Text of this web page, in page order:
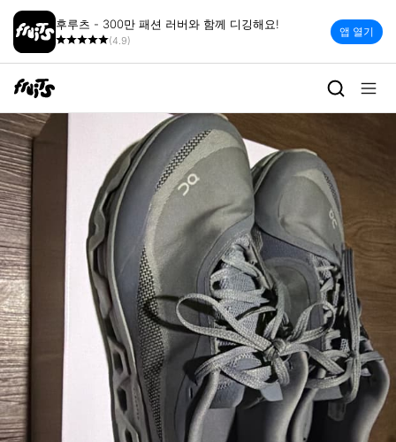
후루츠 - 300만 패션 러버와 함께 디깅해요!
(4.9)
앱 열기